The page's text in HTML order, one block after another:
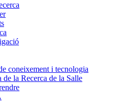
coneixement i tecnologia
de la Recerca de la Salle